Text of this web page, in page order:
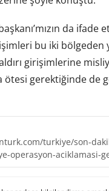
da ifade
bu iki bölgeden
girişimlerine
ötesi gerektiğinde de
turkiye/son-
operasyon-aciklamasi-